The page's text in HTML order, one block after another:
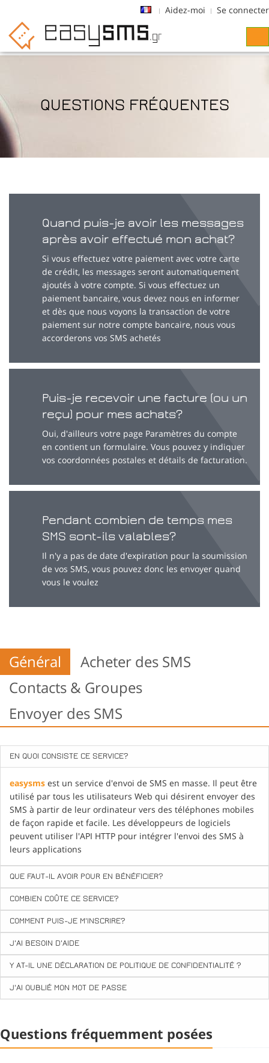
Aidez-moi Se connecter
QUESTIONS FRÉQUENTES
Quand puis-je avoir les messages
après avoir effectué mon achat?
Si vous effectuez votre paiement avec votre carte
de crédit, les messages seront automatiquement
ajoutés à votre compte. Si vous effectuez un
paiement bancaire, vous devez nous en informer
et dès que nous voyons la transaction de votre
paiement sur notre compte bancaire, nous vous
accorderons vos SMS achetés
Puis-je recevoir une facture (ou un
reçu) pour mes achats?
Oui, d'ailleurs votre page Paramètres du compte
en contient un formulaire. Vous pouvez y indiquer
vos coordonnées postales et détails de facturation.
Pendant combien de temps mes
SMS sont-ils valables?
Il n'y a pas de date d'expiration pour la soumission
de vos SMS, vous pouvez donc les envoyer quand
vous le voulez
Général
Acheter des SMS
Contacts & Groupes
Envoyer des SMS
EN QUOI CONSISTE CE SERVICE?
easysms est un service d'envoi de SMS en masse. Il peut être
utilisé par tous les utilisateurs Web qui désirent envoyer des
SMS à partir de leur ordinateur vers des téléphones mobiles
de façon rapide et facile. Les développeurs de logiciels
peuvent utiliser l'API HTTP pour intégrer l'envoi des SMS à
leurs applications
QUE FAUT-IL AVOIR POUR EN BÉNÉFICIER?
COMBIEN COÛTE CE SERVICE?
COMMENT PUIS-JE M'INSCRIRE?
J'AI BESOIN D'AIDE
Y AT-IL UNE DÉCLARATION DE POLITIQUE DE CONFIDENTIALITÉ ?
J'AI OUBLIÉ MON MOT DE PASSE
Questions fréquemment posées